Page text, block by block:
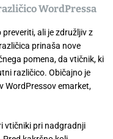
WordPressa
ali je združljiv z
prinaša nove
pomena, da vtičnik, ki
različico. Običajno je
WordPressov emarket,
vtičniki pri nadgradnji